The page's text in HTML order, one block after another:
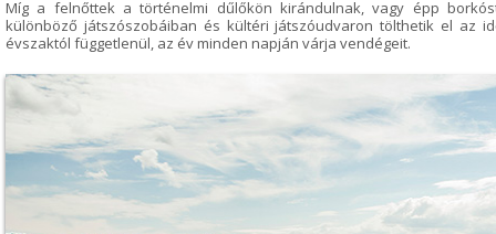
Míg a felnőttek a történelmi dűlőkön kirándulnak, vagy épp
különböző játszószobáiban és kültéri játszóudvaron tölthetik el az
évszaktól függetlenül, az év minden napján várja vendégeit.